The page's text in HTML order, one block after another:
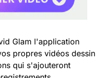
Glam l'application
propres vidéos dessin
qui s'ajouteront